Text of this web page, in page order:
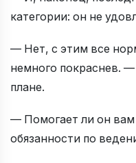
категории: он не
— Нет, с этим все
немного покраснев.
плане.
— Помогает ли он
обязанности по